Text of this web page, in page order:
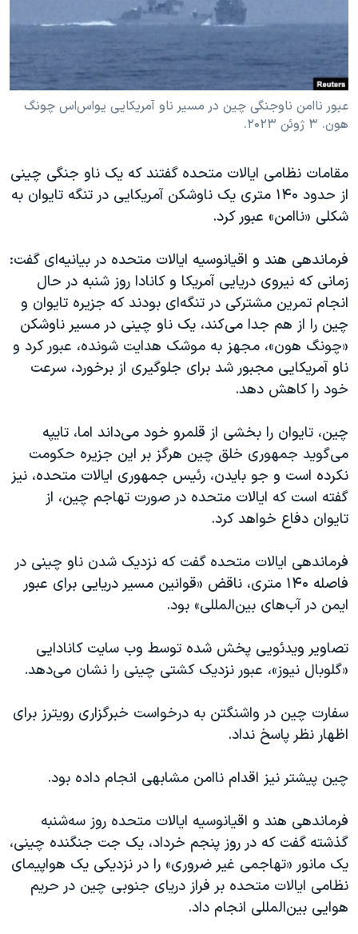
حقوق شهروندی
اقتصادی
علم و فناوری
اسرائیل در جنگ
آرشیو پخش زنده
انتخابات ریاست جمهوری آمریکا ۲۰۲۴
حمله جمهوری اسلامی به اسرائیل
رمز مهسا
ورزش زنان در ایران
مجموعه مستندهای دادخواهی
تریبونال مردمی آبان ۹۸
چهل سال گروگان‌گیری
قانون شفافیت دارائی کادر رهبری ایران
اعتراضات مردمی آبان ۹۸
اسرائیل در جنگ
نرگس محمدی برنده جایزه نوبل صلح
صفحه‌های ویژه
سفر پرزیدنت ترامپ به چین
زبانهای مختلف
عبور ناامن ناوجنگی چین در مسیر ناو آمریکایی یو‌اس‌اس چونگ
هون. ۳ ژوئن ۲۰۲۳.
مقامات نظامی ایالات متحده گفتند که یک ناو جنگی چینی
از حدود ۱۴۰ متری یک ناوشکن آمریکایی در تنگه تایوان به
شکلی «ناامن» عبور کرد.
فرماندهی هند و اقیانوسیه ایالات متحده در بیانیه‌ای گفت:
زمانی که نیروی دریایی آمریکا و کانادا روز شنبه در حال
انجام تمرین مشترکی در تنگه‌ای بودند که جزیره تایوان و
چین را از هم جدا می‌کند، یک ناو چینی در مسیر ناوشکن
«چونگ هون»، مجهز به موشک هدایت شونده، عبور کرد و
ناو آمریکایی مجبور شد برای جلوگیری از برخورد، سرعت
خود را کاهش دهد.
چین، تایوان را بخشی از قلمرو خود می‌داند اما، تایپه
می‌گوید جمهوری خلق چین هرگز بر این جزیره حکومت
نکرده است و جو بایدن، رئیس جمهوری ایالات متحده، نیز
گفته است که ایالات متحده در صورت تهاجم چین، از
تایوان دفاع خواهد کرد.
فرماندهی ایالات متحده گفت که نزدیک شدن ناو چینی در
فاصله ۱۴۰ متری، ناقض «قوانین مسیر دریایی برای عبور
ایمن در آب‌های بین‌المللی» بود.
تصاویر ویدئویی پخش شده توسط وب سایت کانادایی
«گلوبال نیوز»، عبور نزدیک کشتی چینی را نشان می‌دهد.
سفارت چین در واشنگتن به درخواست خبرگزاری رویترز برای
اظهار نظر پاسخ نداد.
چین پیشتر نیز اقدام ناامن مشابهی انجام داده بود.
فرماندهی هند و اقیانوسیه ایالات متحده روز سه‌شنبه
گذشته گفت که در روز پنجم خرداد، یک جت جنگنده چینی،
یک مانور «تهاجمی غیر ضروری» را در نزدیکی یک هواپیمای
نظامی ایالات متحده بر فراز دریای جنوبی چین در حریم
هوایی بین‌المللی انجام داد.